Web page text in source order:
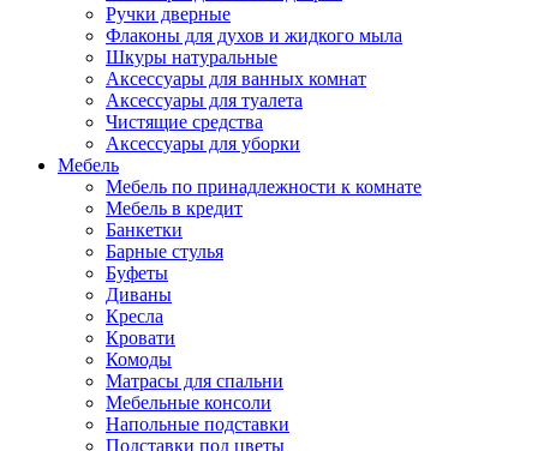
Ручки дверные
Флаконы для духов и жидкого мыла
Шкуры натуральные
Аксессуары для ванных комнат
Аксессуары для туалета
Чистящие средства
Аксессуары для уборки
Мебель
Мебель по принадлежности к комнате
Мебель в кредит
Банкетки
Барные стулья
Буфеты
Диваны
Кресла
Кровати
Комоды
Матрасы для спальни
Мебельные консоли
Напольные подставки
Подставки под цветы